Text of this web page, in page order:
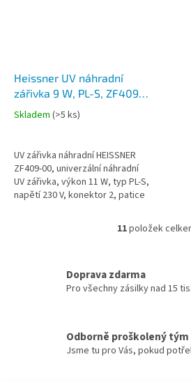
Heissner UV náhradní
zářivka 9 W, PL-S, ZF409-
00
Skladem (>5 ks)
UV zářivka náhradní HEISSNER
ZF409-00, univerzální náhradní
UV zářivka, výkon 11 W, typ PL-S,
napětí 230 V, konektor 2, patice
O
d
p
r
11položek
Doprava zdarma
Pro všechny zásilky nad 15
Odborně proškolený tým
Jsme tu pro Vás, pokud